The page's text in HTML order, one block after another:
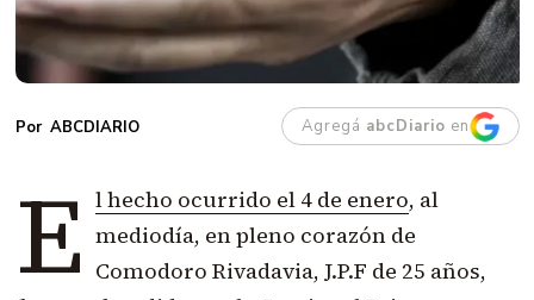
ABCDIARIO Agregá abcDiario en
E l hecho ocurrido el 4 de enero, al
mediodía, en pleno corazón de
Comodoro Rivadavia, J.P.F de 25 años,